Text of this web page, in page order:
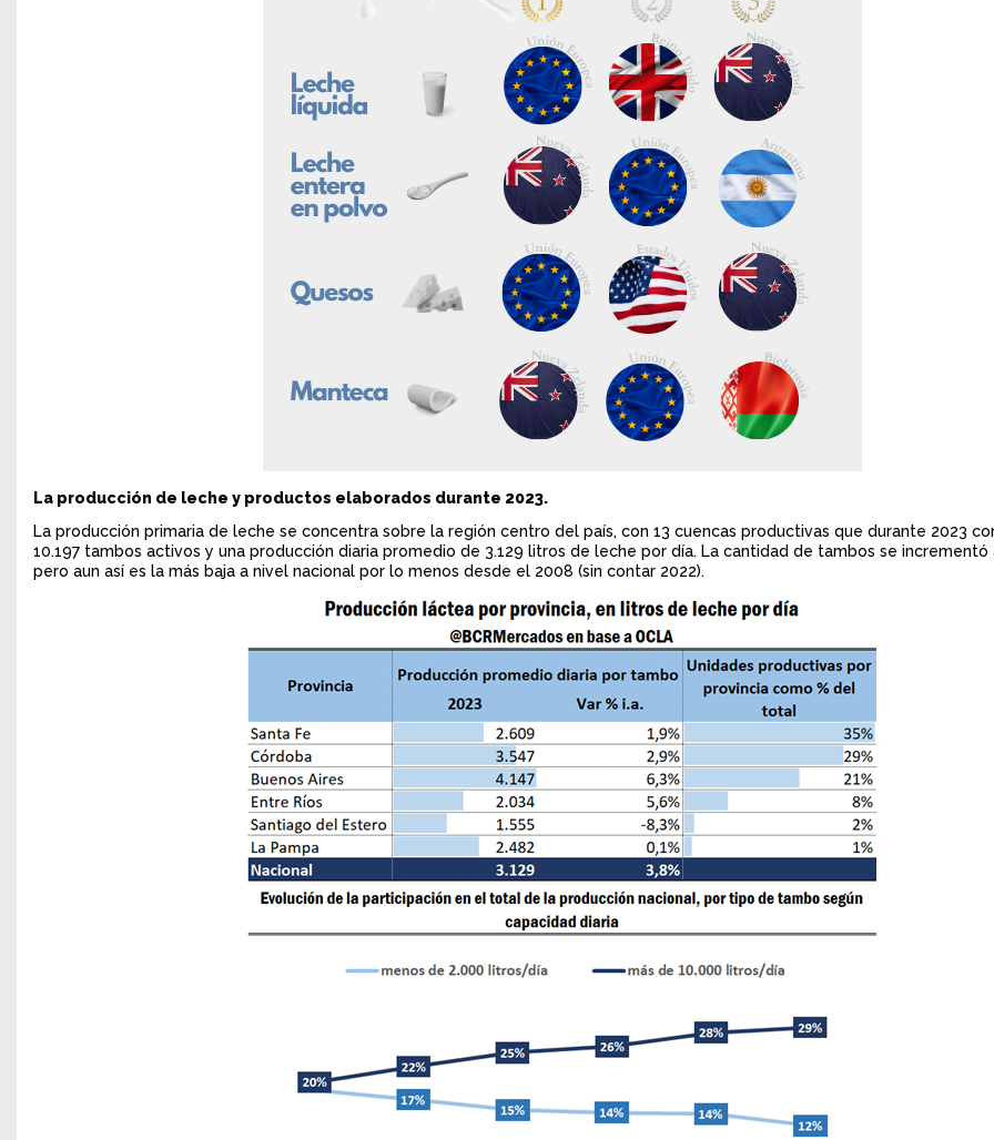
La producción de leche y productos elaborados durante 2023.
La producción primaria de leche se concentra sobre la región centro del país, con 13 cuencas productivas que durante 2023
10.197 tambos activos y una producción diaria promedio de 3.129 litros de leche por día. La cantidad de tambos se incrementó
pero aun así es la más baja a nivel nacional por lo menos desde el 2008 (sin contar 2022).